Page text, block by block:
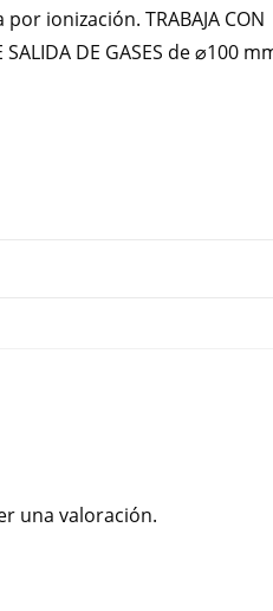
ionización. TRABAJA CON
SALIDA DE GASES de ⌀100
una valoración.